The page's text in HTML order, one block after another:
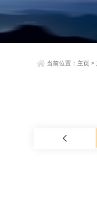
当前位置： 主页 >